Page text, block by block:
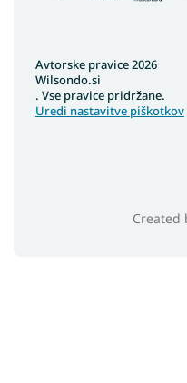
Created
Avtorske pravice 2026
Wilsondo.si
. Vse pravice pridržane.
Uredi nastavitve piškotkov